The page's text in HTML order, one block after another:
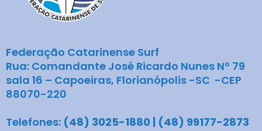
Federação Catarinense Surf
Rua: Comandante José Ricardo Nunes Nº 79
sala 16 – Capoeiras, Florianópolis -SC -CEP
88070-220
Telefones: (48) 3025-1880 | (48) 99177-2873